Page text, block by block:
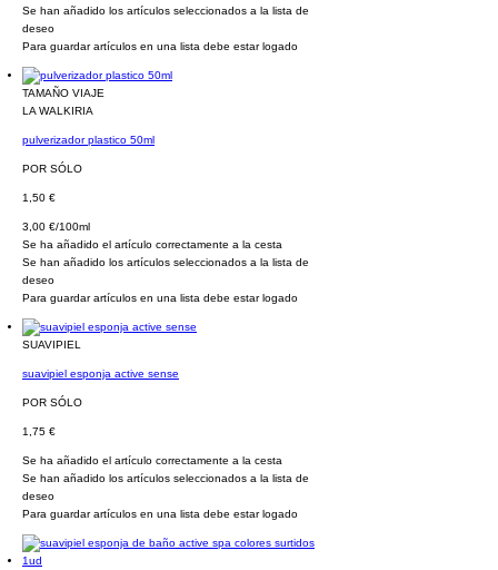
Se han añadido los artículos seleccionados a la lista de
deseo
Para guardar artículos en una lista debe estar logado
TAMAÑO VIAJE
LA WALKIRIA
pulverizador plastico 50ml
POR SÓLO
1,50 €
3,00 €/100ml
Se ha añadido el artículo correctamente a la cesta
Se han añadido los artículos seleccionados a la lista de
deseo
Para guardar artículos en una lista debe estar logado
SUAVIPIEL
suavipiel esponja active sense
POR SÓLO
1,75 €
Se ha añadido el artículo correctamente a la cesta
Se han añadido los artículos seleccionados a la lista de
deseo
Para guardar artículos en una lista debe estar logado